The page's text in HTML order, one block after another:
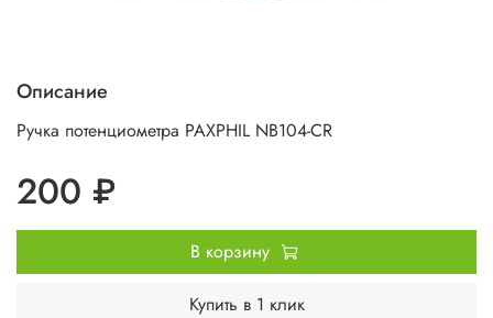
Описание
Ручка потенциометра PAXPHIL NB104-CR
200 ₽
В корзину
Купить в 1 клик